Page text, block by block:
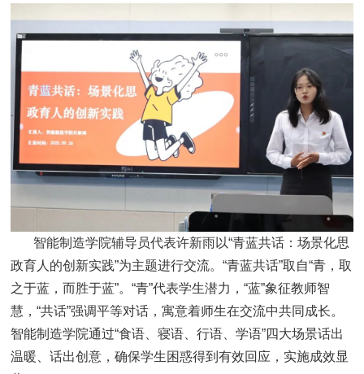
智能制造学院辅导员代表许新雨以“青蓝共话：场景化思
政育人的创新实践”为主题进行交流。“青蓝共话”取自“青，取
之于蓝，而胜于蓝”。“青”代表学生潜力，“蓝”象征教师智
慧，“共话”强调平等对话，寓意着师生在交流中共同成长。
智能制造学院通过“食语、寝语、行语、学语”四大场景话出
温暖、话出创意，确保学生困惑得到有效回应，实施成效显